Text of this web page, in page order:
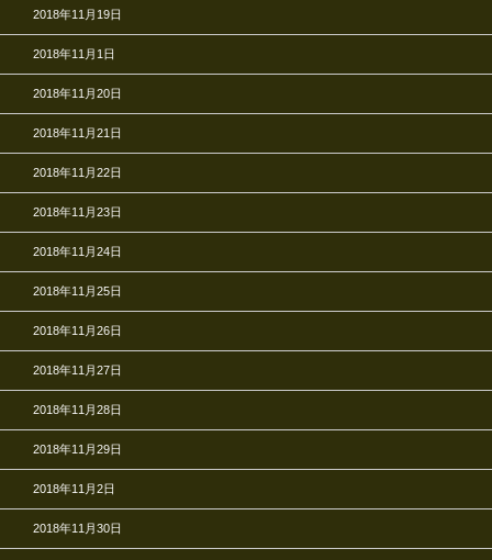
2018年11月19日
2018年11月1日
2018年11月20日
2018年11月21日
2018年11月22日
2018年11月23日
2018年11月24日
2018年11月25日
2018年11月26日
2018年11月27日
2018年11月28日
2018年11月29日
2018年11月2日
2018年11月30日